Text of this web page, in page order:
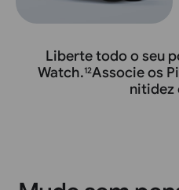
Liberte todo o seu
Watch.12Associe os
nitidez